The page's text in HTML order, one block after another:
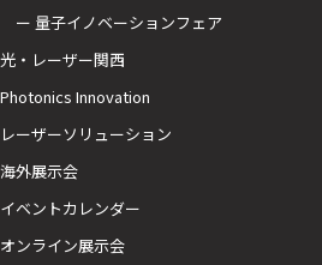
ー 量子イノベーションフェア
光・レーザー関西
Photonics Innovation
レーザーソリューション
海外展示会
イベントカレンダー
オンライン展示会